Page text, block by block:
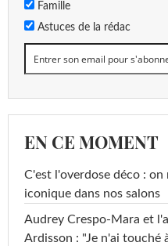
Famille
Astuces de la rédac
EN CE MOMENT
C'est l'overdose déco :
iconique dans nos salons
Audrey Crespo-Mara et
Ardisson : "Je n'ai touché